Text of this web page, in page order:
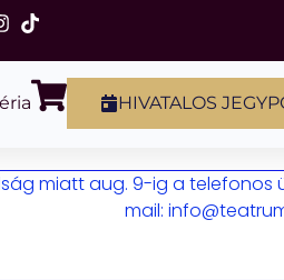
HIVATALOS
miatt aug. 9-ig a telefonos
mail: